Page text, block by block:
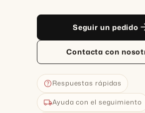
Seguir un pedido
Contacta con
helpRespuestas rápidas
local_shippingAyuda con el seguimiento